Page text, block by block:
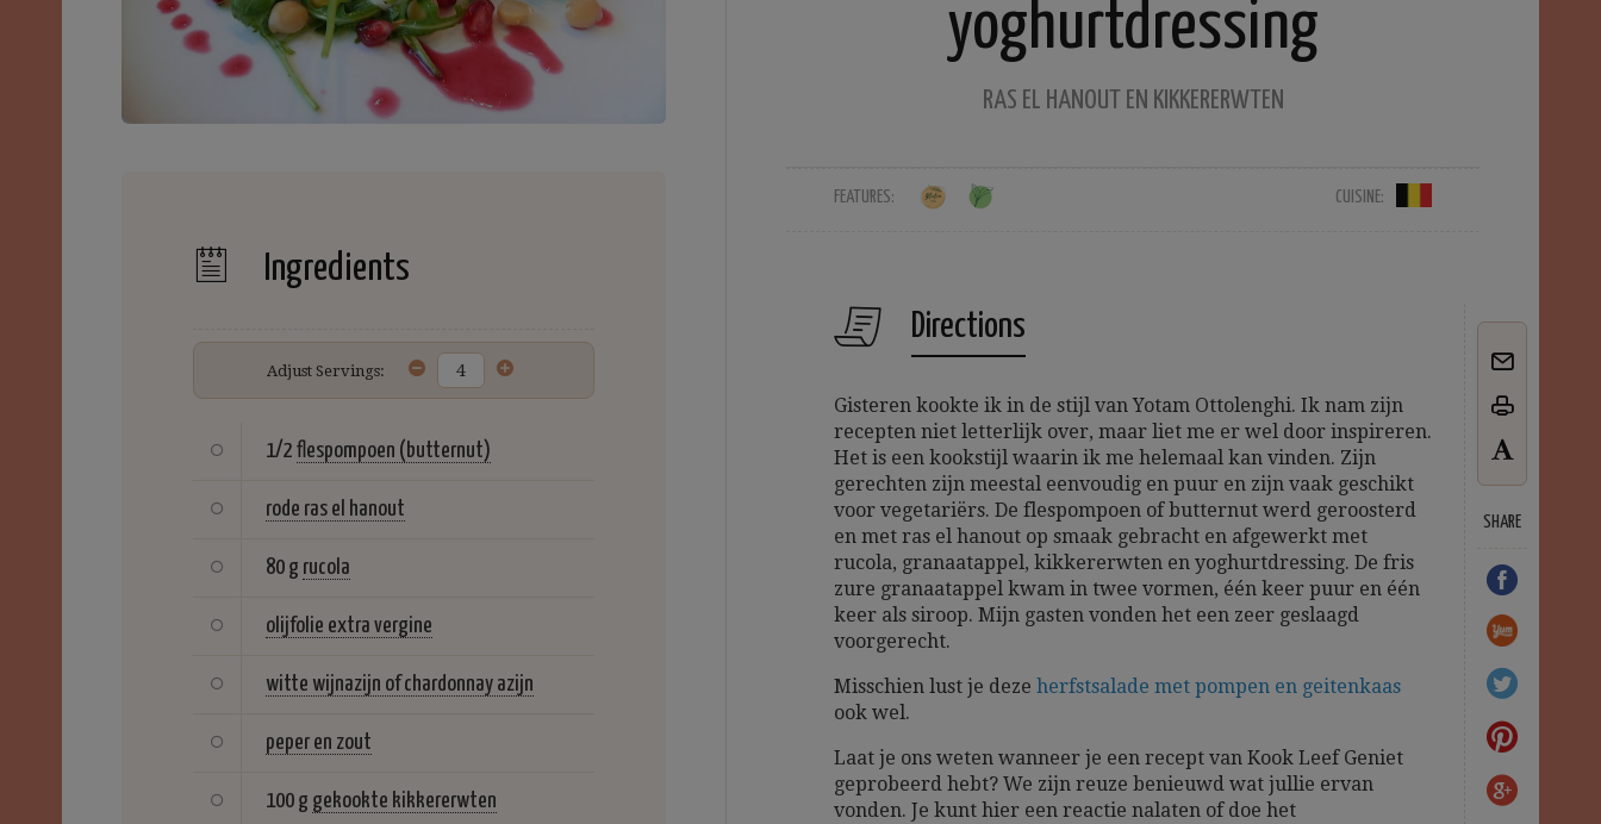
Ingredients
Adjust Servings:
1/2 flespompoen (butternut)
rode ras el hanout
80 g rucola
olijfolie extra vergine
witte wijnazijn of chardonnay azijn
peper en zout
100 g gekookte kikkererwten
yoghurtdressing
RAS EL HANOUT EN KIKKERERWTEN
FEATURES: CUISINE:
Directions
SHARE
Gisteren kookte ik in de stijl van Yotam Ottolenghi. Ik nam zijn
recepten niet letterlijk over, maar liet me er wel door inspireren.
Het is een kookstijl waarin ik me helemaal kan vinden. Zijn
gerechten zijn meestal eenvoudig en puur en zijn vaak geschikt
voor vegetariërs. De flespompoen of butternut werd geroosterd
en met ras el hanout op smaak gebracht en afgewerkt met
rucola, granaatappel, kikkererwten en yoghurtdressing. De fris
zure granaatappel kwam in twee vormen, één keer puur en één
keer als siroop. Mijn gasten vonden het een zeer geslaagd
voorgerecht.
Misschien lust je deze herfstsalade met pompen en geitenkaas
ook wel.
Laat je ons weten wanneer je een recept van Kook Leef Geniet
geprobeerd hebt? We zijn reuze benieuwd wat jullie ervan
vonden. Je kunt hier een reactie nalaten of doe het